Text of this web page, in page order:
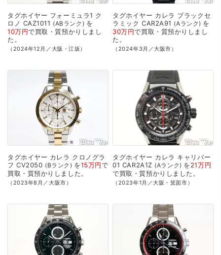
タグホイヤー フォーミュラ1 ク
ロノ CAZ1011 ABランク
を
10万円で買取・質預かり しまし
た。
（2024年12月／大阪・江坂）
タグホイヤー カレラ ブラックセ
ラミック CAR2A91 Aランク を
30万円で買取・質預かり しまし
た。
（2024年3月／大阪市）
タグホイヤー カレラ クロノグラ
フ CV2050 Bランク を15万円で
買取・質預かり しました。
（2023年8月／大阪市）
タグホイヤー カレラ キャリバー
01 CAR2A1Z Aランク を21万円
で買取・質預かり しました。
（2023年1月／大阪・箕面市）